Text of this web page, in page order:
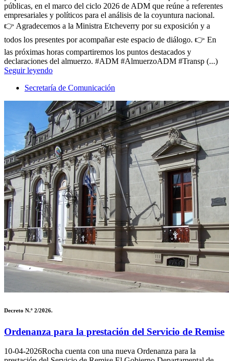
públicas, en el marco del ciclo 2026 de ADM que reúne a referentes
empresariales y políticos para el análisis de la coyuntura nacional.
👉 Agradecemos a la Ministra Etcheverry por su exposición y a
todos los presentes por acompañar este espacio de diálogo. 👉 En
las próximas horas compartiremos los puntos destacados y
declaraciones del almuerzo. #ADM #AlmuerzoADM #Transp (...)
Seguir leyendo
Secretaría de Comunicación
Decreto N.º 2/2026.
Ordenanza para la prestación del Servicio de Remise
10-04-2026Rocha cuenta con una nueva Ordenanza para la